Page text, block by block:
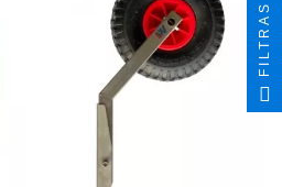
FILTRAS